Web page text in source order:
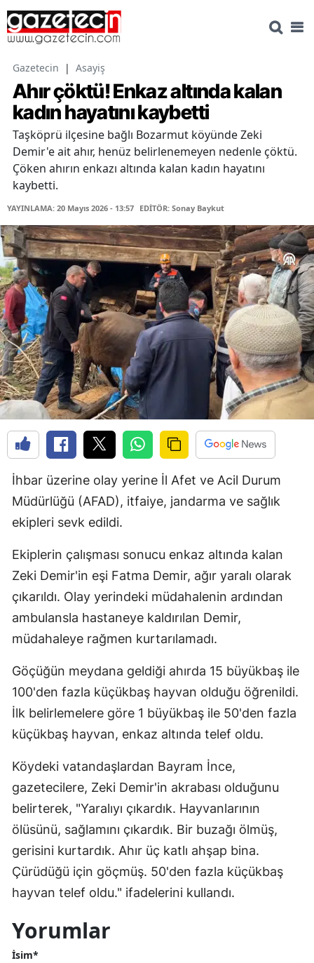
Gazetecin | Asayiş
Ahır çöktü! Enkaz altında kalan
kadın hayatını kaybetti
Taşköprü ilçesine bağlı Bozarmut köyünde Zeki
Demir'e ait ahır, henüz belirlenemeyen nedenle çöktü.
Çöken ahırın enkazı altında kalan kadın hayatını
kaybetti.
YAYINLAMA: 20 Mayıs 2026 - 13:57 EDİTÖR: Sonay Baykut
İhbar üzerine olay yerine İl Afet ve Acil Durum
Müdürlüğü (AFAD), itfaiye, jandarma ve sağlık
ekipleri sevk edildi.
Ekiplerin çalışması sonucu enkaz altında kalan
Zeki Demir'in eşi Fatma Demir, ağır yaralı olarak
çıkarıldı. Olay yerindeki müdahalenin ardından
ambulansla hastaneye kaldırılan Demir,
müdahaleye rağmen kurtarılamadı.
Göçüğün meydana geldiği ahırda 15 büyükbaş ile
100'den fazla küçükbaş hayvan olduğu öğrenildi.
İlk belirlemelere göre 1 büyükbaş ile 50'den fazla
küçükbaş hayvan, enkaz altında telef oldu.
Köydeki vatandaşlardan Bayram İnce,
gazetecilere, Zeki Demir'in akrabası olduğunu
belirterek, "Yaralıyı çıkardık. Hayvanlarının
ölüsünü, sağlamını çıkardık. Bir buzağı ölmüş,
gerisini kurtardık. Ahır üç katlı ahşap bina.
Çürüdüğü için göçmüş. 50'den fazla küçükbaş
hayvan telef oldu." ifadelerini kullandı.
Yorumlar
İsim*